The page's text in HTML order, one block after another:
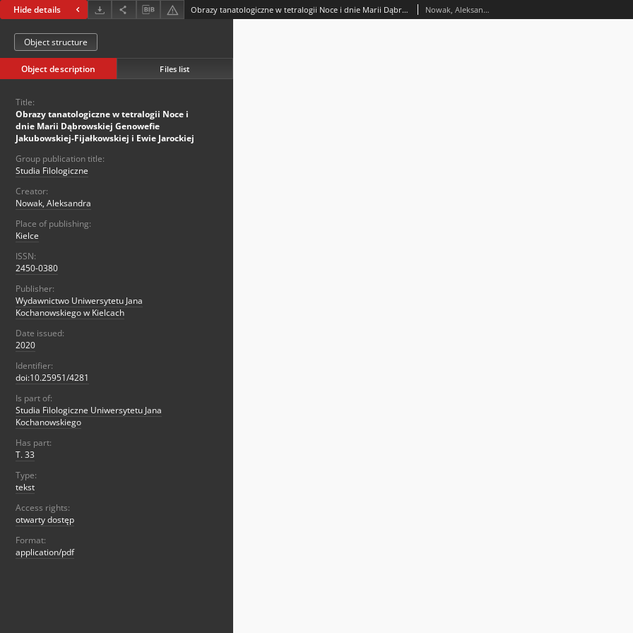
Hide details Obrazy tanatologiczne w tetralogii Noce i dnie Marii Dąbrowskiej Genowefie Jakubowskiej-Fijałkowskiej i Ewie Jarockiej Nowak, Aleksandra
Object structure
Object description Files list
Title:
Obrazy tanatologiczne w tetralogii Noce i
dnie Marii Dąbrowskiej Genowefie
Jakubowskiej-Fijałkowskiej i Ewie Jarockiej
Group publication title:
Studia Filologiczne
Creator:
Nowak, Aleksandra
Place of publishing:
Kielce
ISSN:
2450-0380
Publisher:
Wydawnictwo Uniwersytetu Jana
Kochanowskiego w Kielcach
Date issued:
2020
Identifier:
doi:10.25951/4281
Is part of:
Studia Filologiczne Uniwersytetu Jana
Kochanowskiego
Has part:
T. 33
Type:
tekst
Access rights:
otwarty dostęp
Format:
application/pdf